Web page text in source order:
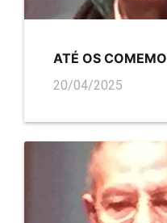
ATÉ OS
20/04/2025